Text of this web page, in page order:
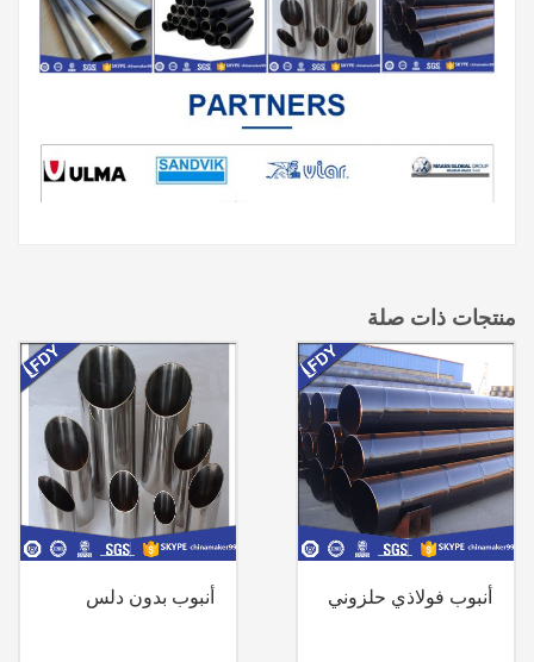
منتجات ذات صلة
أنبوب فولاذي حلزوني أنبوب بدون دلس